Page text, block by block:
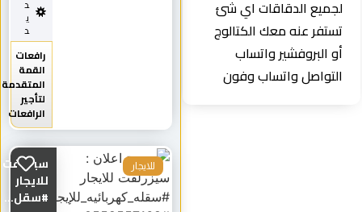
لجميع الدقاقات اي شئ
تستفر عنه معك الكتالوج
أو البروفشير واتساب
التواصل واتساب وفون
د
د
رافعات
القمة
المتقدمة
لتأجير
الرافعات
سيزرلفت
للايجار
#سقل...
للايجار